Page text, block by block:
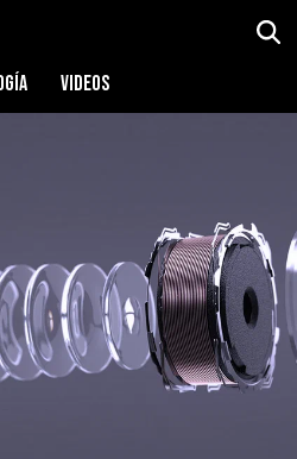
VIDEOS